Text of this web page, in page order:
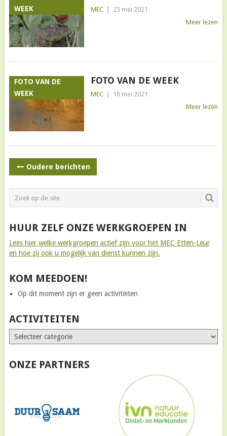
WEEK
MEC
23 mei 2021
Meer lezen
FOTO VAN DE
WEEK
FOTO VAN DE WEEK
MEC |
16 mei 2021
Meer lezen
BERICHTNAVIGATIE
Oudere berichten
HUUR ZELF ONZE WERKGROEPEN IN
Lees hier welke werkgroepen actief zijn voor het MEC Etten-Leur
en hoe zij ook u mogelijk van dienst kunnen zijn.
KOM MEEDOEN!
Op dit moment zijn er geen activiteiten
ACTIVITEITEN
ONZE PARTNERS